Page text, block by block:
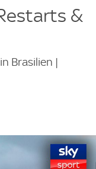
&
Brasilien |